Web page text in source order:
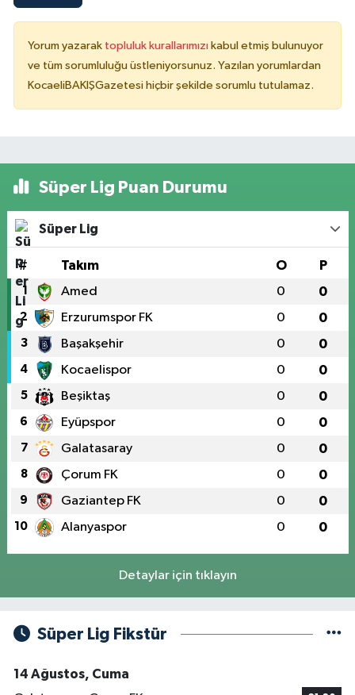
Yorum yazarak topluluk kurallarımızı kabul etmiş bulunuyor
ve tüm sorumluluğu üstleniyorsunuz. Yazılan yorumlardan
KocaeliBAKIŞGazetesi hiçbir şekilde sorumlu tutulamaz.
Süper Lig Puan Durumu
Süper Lig
# Takım O P
1 Amed 0 0
2 Erzurumspor FK 0 0
3 Başakşehir 0 0
4 Kocaelispor 0 0
5 Beşiktaş 0 0
6 Eyüpspor 0 0
7 Galatasaray 0 0
8 Çorum FK 0 0
9 Gaziantep FK 0 0
10 Alanyaspor 0 0
Detaylar için tıklayın
Süper Lig Fikstür
14 Ağustos, Cuma